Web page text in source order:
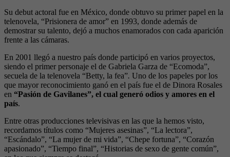
Su debut actoral fue en México, donde obtuvo su primer papel en la
telenovela, “Prisionera de amor” en 1993, donde además de
demostrar su talento, dejó a muchos enamorados con cada aparición
frente a las cámaras.
En 2001 llegó a nuestro país donde participó en varios proyectos,
siendo el primer personaje el de Gabriela Garza de “Ecomoda”,
secuela de la telenovela “Betty, la fea”. Uno de los papeles por los
que mayor reconocimiento ganó en el país fue el de Dinora Rosales
en “Pasión de Gavilanes”, el cual generó odios y amores en el
país.
Entre otras producciones televisivas en las que la hemos visto,
recordamos títulos como “Mujeres asesinas”, “La lectora”,
“Escándalo”, “La mujer de mi vida”, “Chepe fortuna”, “Corazón
apasionado”, “Tiempo final”, “Historias de sexo de gente común”,